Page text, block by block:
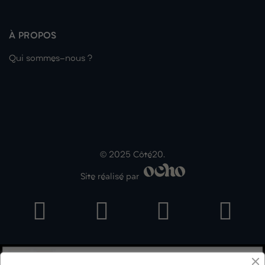
À PROPOS
Qui sommes-nous ?
© 2025 Côté20.
Site réalisé par